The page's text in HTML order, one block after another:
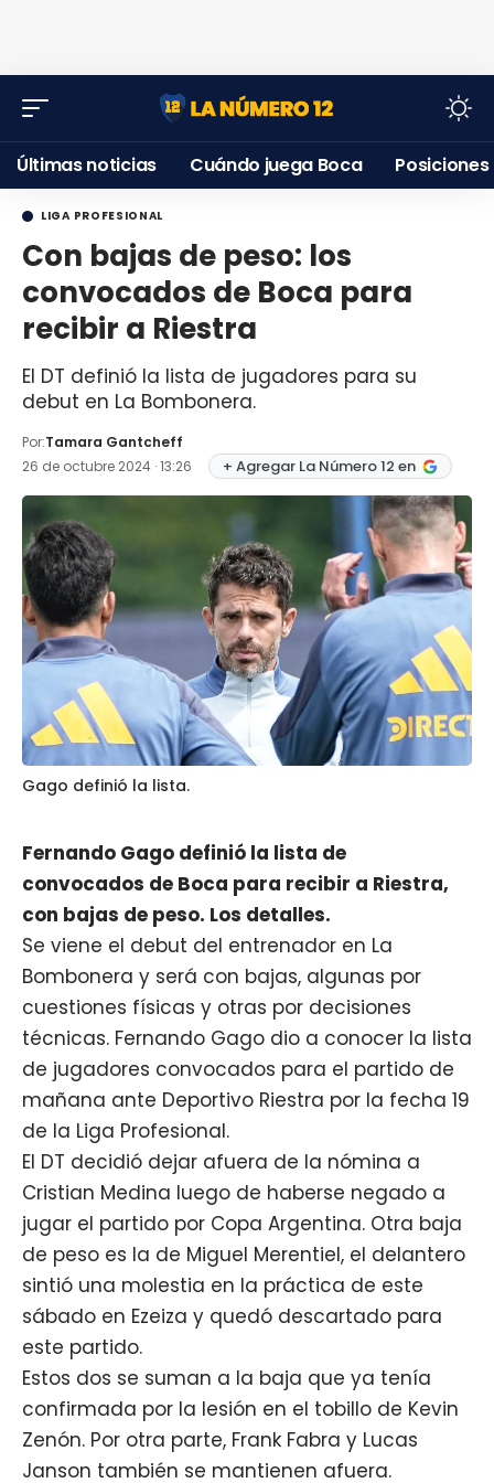
Últimas noticias Cuándo juega Boca Posiciones
LIGA PROFESIONAL
Con bajas de peso: los
convocados de Boca para
recibir a Riestra
El DT definió la lista de jugadores para su
debut en La Bombonera.
Por:Tamara Gantcheff
26 de octubre 2024 · 13:26
+ Agregar La Número 12 en
Gago definió la lista.
Fernando Gago definió la lista de
convocados de Boca para recibir a Riestra,
con bajas de peso. Los detalles.
Se viene el debut del entrenador en La
Bombonera y será con bajas, algunas por
cuestiones físicas y otras por decisiones
técnicas. Fernando Gago dio a conocer la lista
de jugadores convocados para el partido de
mañana ante Deportivo Riestra por la fecha 19
de la Liga Profesional.
El DT decidió dejar afuera de la nómina a
Cristian Medina luego de haberse negado a
jugar el partido por Copa Argentina. Otra baja
de peso es la de Miguel Merentiel, el delantero
sintió una molestia en la práctica de este
sábado en Ezeiza y quedó descartado para
este partido.
Estos dos se suman a la baja que ya tenía
confirmada por la lesión en el tobillo de Kevin
Zenón. Por otra parte, Frank Fabra y Lucas
Janson también se mantienen afuera.